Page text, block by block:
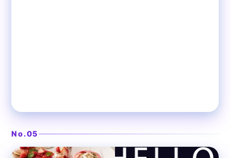
No.05
豊洲市場 さかな酒場 魚星 大井
町店